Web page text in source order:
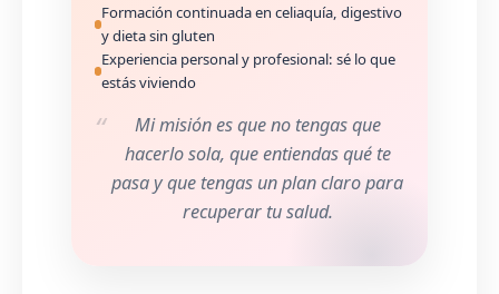
Formación continuada en celiaquía, digestivo
y dieta sin gluten
Experiencia personal y profesional: sé lo que
estás viviendo
Mi misión es que no tengas que
hacerlo sola, que entiendas qué te
pasa y que tengas un plan claro para
recuperar tu salud.